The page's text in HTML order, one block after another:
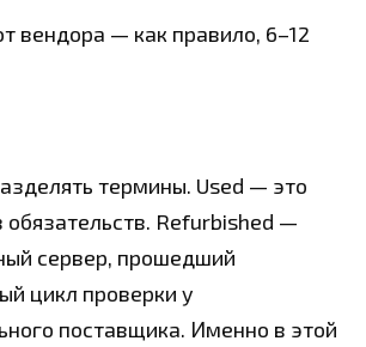
вендора — как правило, 6–12
термины. Used — это
обязательств. Refurbished —
сервер, прошедший
цикл проверки у
поставщика. Именно в этой